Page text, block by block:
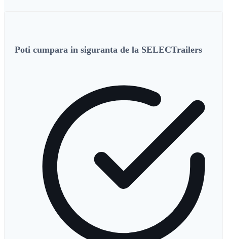
Poti cumpara in siguranta de la SELECTrailers